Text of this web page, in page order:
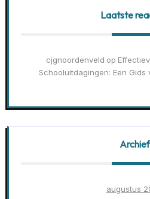
Laatste
cjgnoordenveld op
Schooluitdagingen: Een
Archief
augustus